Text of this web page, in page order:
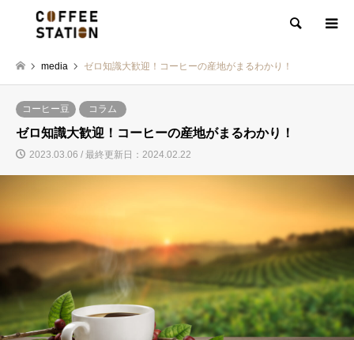
検索
media ゼロ知識大歓迎！コーヒーの産地がまるわかり！
コーヒー豆 コラム
ゼロ知識大歓迎！コーヒーの産地がまるわかり！
2023.03.06 / 最終更新日：2024.02.22